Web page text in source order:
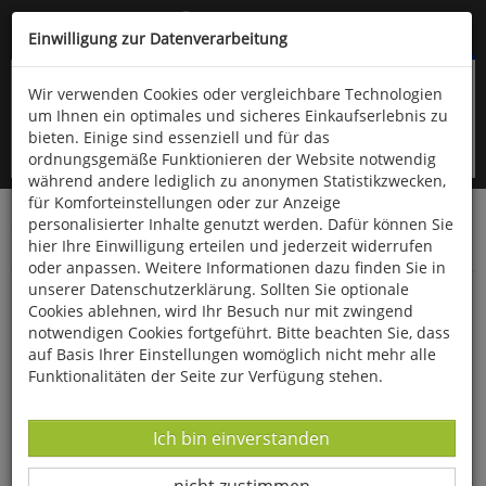
Kompletten Head der Seite überspringen
oder (06766) 9323-960
Startseite Bücher Downloads
Zeitschriften
Der Falke
Der Steinrötel
Einwilligung zur Datenverarbeitung
Wir verwenden Cookies oder vergleichbare Technologien
um Ihnen ein optimales und sicheres Einkaufserlebnis zu
bieten. Einige sind essenziell und für das
ordnungsgemäße Funktionieren der Website notwendig
während andere lediglich zu anonymen Statistikzwecken,
für Komforteinstellungen oder zur Anzeige
personalisierter Inhalte genutzt werden. Dafür können Sie
hier Ihre Einwilligung erteilen und jederzeit widerrufen
oder anpassen. Weitere Informationen dazu finden Sie in
unserer Datenschutzerklärung. Sollten Sie optionale
Cookies ablehnen, wird Ihr Besuch nur mit zwingend
notwendigen Cookies fortgeführt. Bitte beachten Sie, dass
auf Basis Ihrer Einstellungen womöglich nicht mehr alle
Funktionalitäten der Seite zur Verfügung stehen.
Datenverarbeitung -
Ich bin einverstanden